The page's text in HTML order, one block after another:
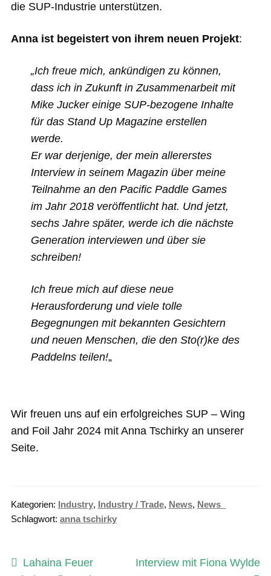
die SUP-Industrie unterstützen.
Anna ist begeistert von ihrem neuen Projekt:
„Ich freue mich, ankündigen zu können,
dass ich in Zukunft in Zusammenarbeit mit
Mike Jucker einige SUP-bezogene Inhalte
für das Stand Up Magazine erstellen
werde.
Er war derjenige, der mein allererstes
Interview in seinem Magazin über meine
Teilnahme an den Pacific Paddle Games
im Jahr 2018 veröffentlicht hat. Und jetzt,
sechs Jahre später, werde ich die nächste
Generation interviewen und über sie
schreiben!
Ich freue mich auf diese neue
Herausforderung und viele tolle
Begegnungen mit bekannten Gesichtern
und neuen Menschen, die den Sto(r)ke des
Paddelns teilen!„
Wir freuen uns auf ein erfolgreiches SUP – Wing
and Foil Jahr 2024 mit Anna Tschirky an unserer
Seite.
Kategorien: Industry, Industry / Trade, News, News_
Schlagwort: anna tschirky
Beitragsnavigation
Vorheriger
Lahaina Feuer
Nächster
Interview mit Fiona Wylde